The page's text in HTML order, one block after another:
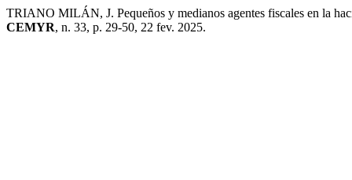
TRIANO MILÁN, J. Pequeños y medianos agentes fiscales en la
CEMYR, n. 33, p. 29-50, 22 fev. 2025.